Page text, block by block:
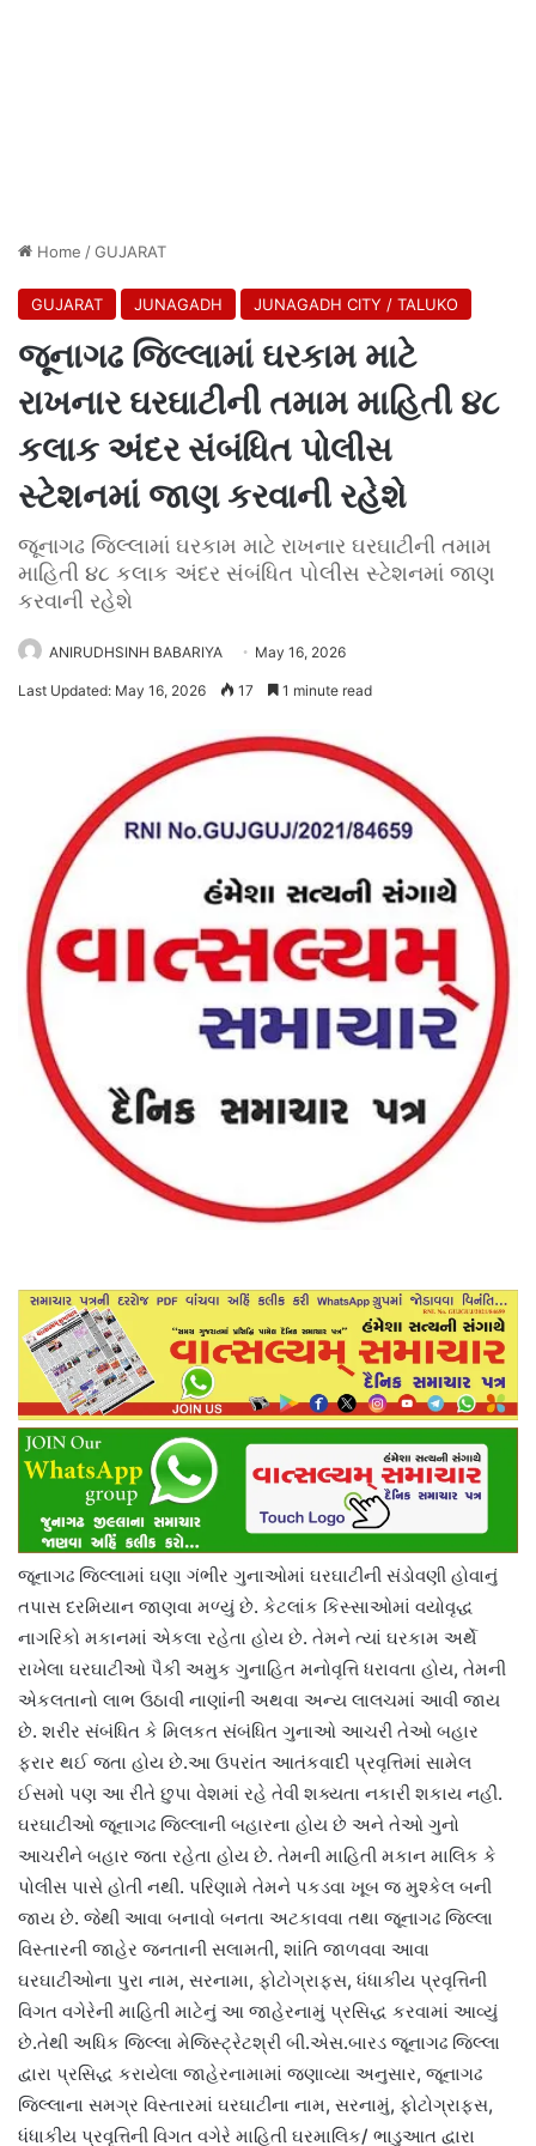
Home /GUJARAT
GUJARAT JUNAGADH JUNAGADH CITY / TALUKO
જૂનાગઢ જિલ્લામાં ઘરકામ માટે
રાખનાર ઘરઘાટીની તમામ માહિતી ૪૮
કલાક અંદર સંબંધિત પોલીસ
સ્ટેશનમાં જાણ કરવાની રહેશે
જૂનાગઢ જિલ્લામાં ઘરકામ માટે રાખનાર ઘરઘાટીની તમામ
માહિતી ૪૮ કલાક અંદર સંબંધિત પોલીસ સ્ટેશનમાં જાણ
કરવાની રહેશે
ANIRUDHSINH BABARIYA May 16, 2026
Last Updated: May 16, 2026 17 1 minute read
જૂનાગઢ જિલ્લામાં ઘણા ગંભીર ગુનાઓમાં ઘરઘાટીની સંડોવણી હોવાનું
તપાસ દરમિયાન જાણવા મળ્યું છે. કેટલાંક કિસ્સાઓમાં વયોવૃદ્ધ
નાગરિકો મકાનમાં એકલા રહેતા હોય છે. તેમને ત્યાં ઘરકામ અર્થે
રાખેલા ઘરઘાટીઓ પૈકી અમુક ગુનાહિત મનોવૃત્તિ ધરાવતા હોય, તેમની
એકલતાનો લાભ ઉઠાવી નાણાંની અથવા અન્ય લાલચમાં આવી જાય
છે. શરીર સંબંધિત કે મિલકત સંબંધિત ગુનાઓ આચરી તેઓ બહાર
ફરાર થઈ જતા હોય છે.આ ઉપરાંત આતંકવાદી પ્રવૃત્તિમાં સામેલ
ઈસમો પણ આ રીતે છુપા વેશમાં રહે તેવી શક્યતા નકારી શકાય નહીં.
ઘરઘાટીઓ જૂનાગઢ જિલ્લાની બહારના હોય છે અને તેઓ ગુનો
આચરીને બહાર જતા રહેતા હોય છે. તેમની માહિતી મકાન માલિક કે
પોલીસ પાસે હોતી નથી. પરિણામે તેમને પકડવા ખૂબ જ મુશ્કેલ બની
જાય છે. જેથી આવા બનાવો બનતા અટકાવવા તથા જૂનાગઢ જિલ્લા
વિસ્તારની જાહેર જનતાની સલામતી, શાંતિ જાળવવા આવા
ઘરઘાટીઓના પુરા નામ, સરનામા, ફોટોગ્રાફ્સ, ધંધાકીય પ્રવૃત્તિની
વિગત વગેરેની માહિતી માટેનું આ જાહેરનામું પ્રસિદ્ધ કરવામાં આવ્યું
છે.તેથી અધિક જિલ્લા મેજિસ્ટ્રેટશ્રી બી.એસ.બારડ જૂનાગઢ જિલ્લા
દ્વારા પ્રસિદ્ધ કરાયેલા જાહેરનામામાં જણાવ્યા અનુસાર, જૂનાગઢ
જિલ્લાના સમગ્ર વિસ્તારમાં ઘરઘાટીના નામ, સરનામું, ફોટોગ્રાફ્સ,
ધંધાકીય પ્રવૃત્તિની વિગત વગેરે માહિતી ઘરમાલિક/ ભાડુઆત દ્વારા